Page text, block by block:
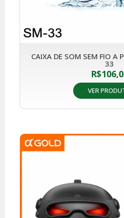
CAIXA DE SOM SEM FIO A
33
R$
VER